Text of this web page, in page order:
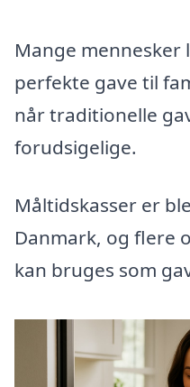
Mange mennesker
perfekte gave til
når traditionelle
forudsigelige.
Måltidskasser er
Danmark, og flere
kan bruges som